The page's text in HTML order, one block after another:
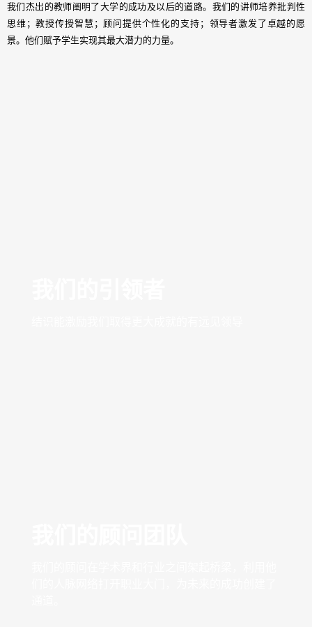
我们杰出的教师阐明了大学的成功及以后的道路。我们的讲师培养批判性
思维；教授传授智慧；顾问提供个性化的支持；领导者激发了卓越的愿
景。他们赋予学生实现其最大潜力的力量。